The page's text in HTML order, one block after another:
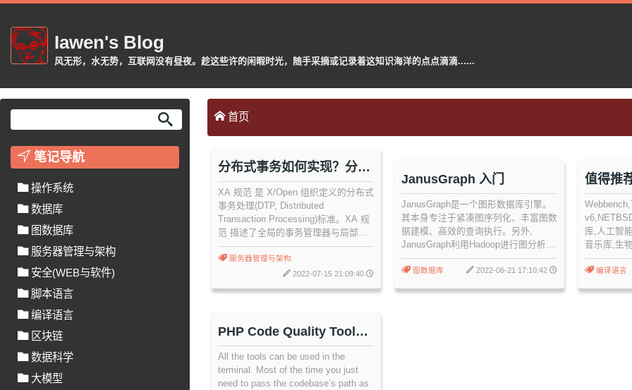
Iawen's Blog
风无形，水无势，互联网没有昼夜。趁这些许的闲暇时光，随手采摘或记录着这知识海洋的点点滴滴......
笔记导航
操作系统
数据库
图数据库
服务器管理与架构
安全(WEB与软件)
脚本语言
编译语言
区块链
数据科学
大模型
首页
分布式事务如何实现？分布
式事务解决方案
XA 规范 是 X/Open 组织定义的分布式
事务处理(DTP, Distributed
Transaction Processing)标准。XA 规
范 描述了全局的事务管理器与局部的
资源管理器之间的接口。 XA规范 的目
的是允许的多个资源(如数据库, 应用服
务器, 消息队列等)在同一事务中访问,
服务器管理与架构
2022-07-15 21:09:40
JanusGraph 入门
JanusGraph是一个图形数据库引擎。
其本身专注于紧凑图序列化、丰富图数
据建模、高效的查询执行。另外,
JanusGraph利用Hadoop进行图分析和
批处理图处理。JanusGraph为数据持
久性、数据索引、客户端访问实现了强
图数据库 2022-06-21 17:10:42
值得推
库,人工智
音乐库,生
术,压缩和
编译语言
PHP Code Quality Tools
to Check and Improve
your Code
All the tools can be used in the
terminal. Most of the time you just
need to pass the codebase’s path as